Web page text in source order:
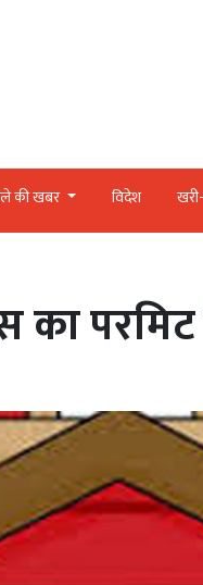
की खबर विदेश
परमिट